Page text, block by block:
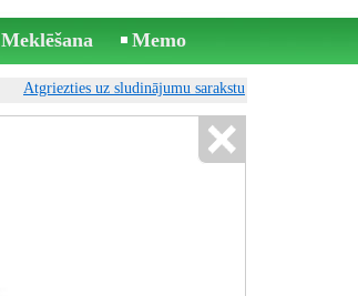
Meklēšana Memo
Atgriezties uz sludinājumu sarakstu